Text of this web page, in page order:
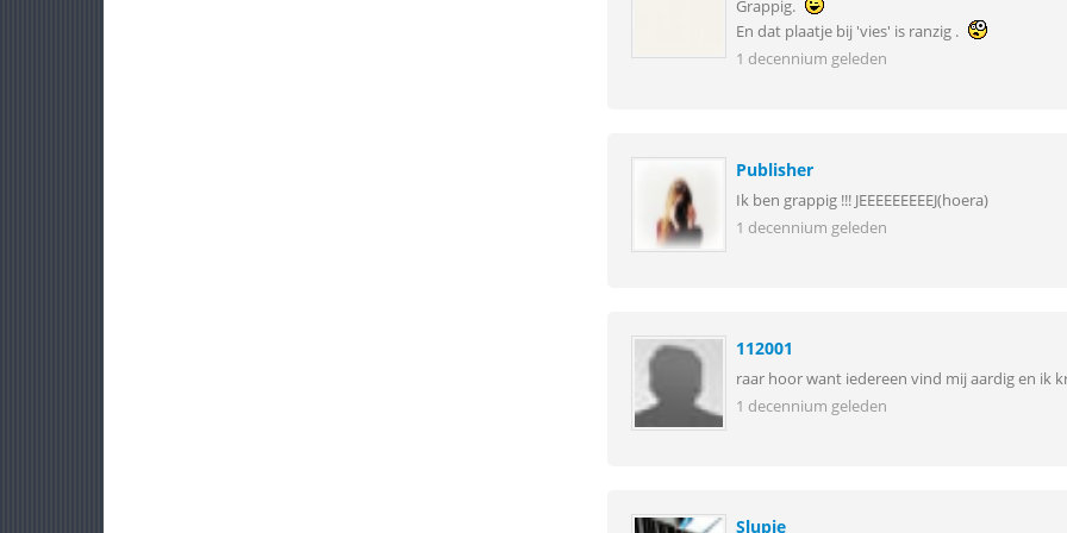
Grappig.
En dat plaatje bij 'vies' is ranzig .
1 decennium geleden
Publisher
Ik ben grappig !!! JEEEEEEEEEJ(hoera)
1 decennium geleden
112001
raar hoor want iedereen vind mij aardig en ik
1 decennium geleden
Slupie